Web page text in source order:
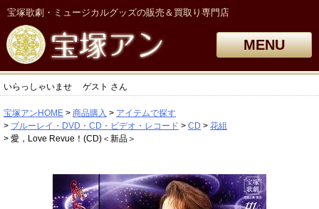
宝塚歌劇・ミュージカルグッズの販売＆買取り専門店
MENU
いらっしゃいませ ゲスト さん
宝塚アンHOME 商品購入
アイテムで探す
ブルーレイ・DVD・CD・ビデオ・レコード
CD
花組
愛，Love Revue！(CD)＜新品＞